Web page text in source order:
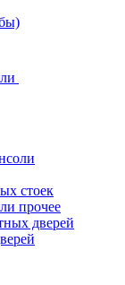
стоек
прочее
дверей